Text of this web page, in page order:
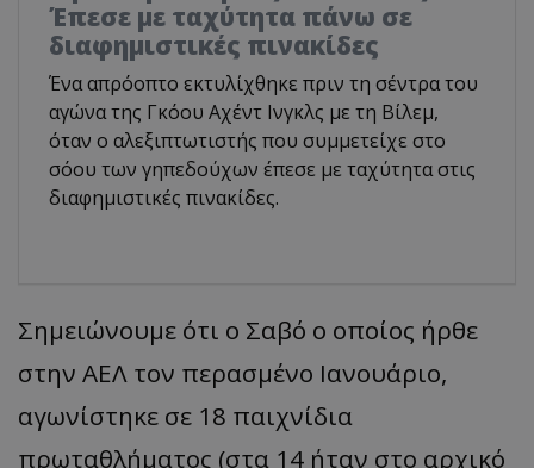
Έπεσε με ταχύτητα πάνω σε
διαφημιστικές πινακίδες
Ένα απρόοπτο εκτυλίχθηκε πριν τη σέντρα του
αγώνα της Γκόου Αχέντ Ινγκλς με τη Βίλεμ,
όταν ο αλεξιπτωτιστής που συμμετείχε στο
σόου των γηπεδούχων έπεσε με ταχύτητα στις
διαφημιστικές πινακίδες.
Σημειώνουμε ότι ο Σαβό ο οποίος ήρθε
στην ΑΕΛ τον περασμένο Ιανουάριο,
αγωνίστηκε σε 18 παιχνίδια
πρωταθλήματος (στα 14 ήταν στο αρχικό